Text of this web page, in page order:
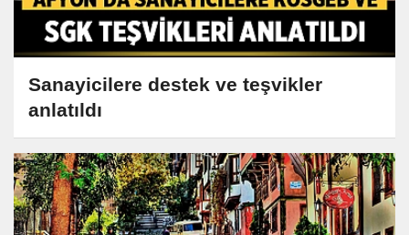
Sanayicilere destek ve teşvikler
anlatıldı